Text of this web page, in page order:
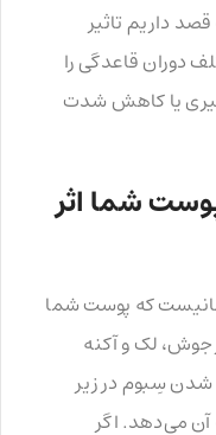
داریم تاثیر
دوران قاعدگی را
یا کاهش شدت
شما اثر
که پوست شما
جوش، لک و آکنه
سِبوم در زیر
می‌دهد. اگر